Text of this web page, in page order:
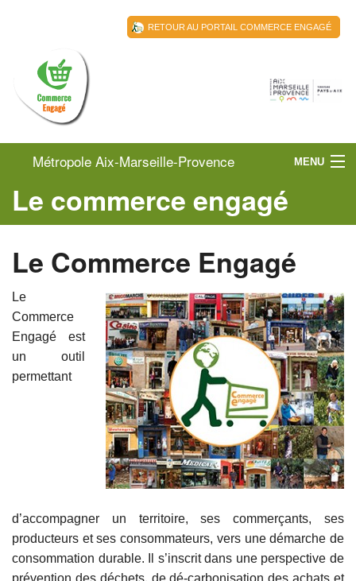
RETOUR AU PORTAIL COMMERCE ENGAGÉ
Métropole Aix-Marseille-Provence
Territoire du Pays d'Aix
MENU
ACCUEIL
LES COMMERÇANTS
ACTUALITÉS
RESSOURCES
L’ÉQUIPE
Le commerce engagé
Le Commerce Engagé
Le
Commerce
Engagé est
un outil
permettant
d’accompagner un territoire, ses commerçants, ses
producteurs et ses consommateurs, vers une démarche de
consommation durable. Il s’inscrit dans une perspective de